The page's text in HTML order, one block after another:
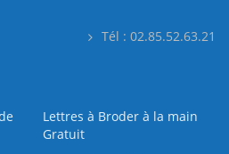
Tél : 02.85.52.63.21
Lettres à Broder à la main
Gratuit